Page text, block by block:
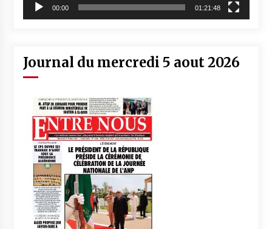
00:00 01:21:48
Journal du mercredi 5 aout 2026